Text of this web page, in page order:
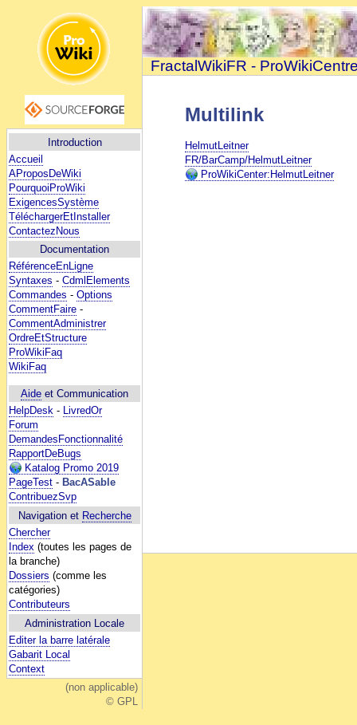
Introduction
Accueil
AProposDeWiki
PourquoiProWiki
ExigencesSystème
TéléchargerEtInstaller
ContactezNous
Documentation
RéférenceEnLigne
Syntaxes - CdmlElements
Commandes - Options
CommentFaire -
CommentAdministrer
OrdreEtStructure
ProWikiFaq
WikiFaq
Aide et Communication
HelpDesk - LivredOr
Forum
DemandesFonctionnalité
RapportDeBugs
Katalog Promo 2019
PageTest - BacASable
ContribuezSvp
Navigation et Recherche
Chercher
Index (toutes les pages de
la branche)
Dossiers (comme les
catégories)
Contributeurs
Administration Locale
Editer la barre latérale
Gabarit Local
Context
(non applicable)
© GPL
FractalWikiFR -
Multilink
HelmutLeitner
FR/BarCamp/HelmutLeitner
ProWikiCenter:HelmutLeitner